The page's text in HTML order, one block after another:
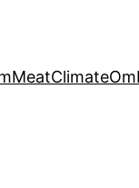
MeatClimateOm